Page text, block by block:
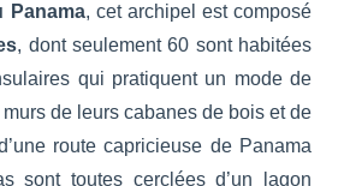
Panama, cet archipel est composé
, dont seulement 60 sont habitées
qui pratiquent un mode de
de leurs cabanes de bois et de
route capricieuse de Panama
sont toutes cerclées d’un lagon